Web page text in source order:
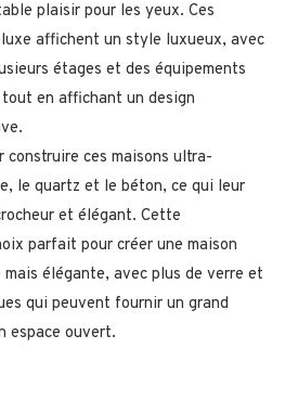
plaisir pour les yeux. Ces
luxe affichent un style luxueux, avec
étages et des équipements
en affichant un design
construire ces maisons ultra-
le quartz et le béton, ce qui leur
et élégant. Cette
parfait pour créer une maison
élégante, avec plus de verre et
qui peuvent fournir un grand
espace ouvert.